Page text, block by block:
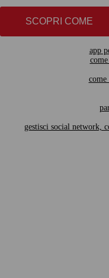
SCOPRI COME
app
gestisci social network,